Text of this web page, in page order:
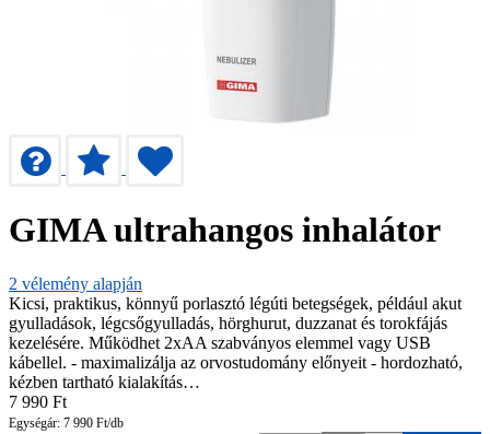
GIMA ultrahangos inhalátor
2 vélemény alapján
Kicsi, praktikus, könnyű porlasztó légúti betegségek, például akut
gyulladások, légcsőgyulladás, hörghurut, duzzanat és torokfájás
kezelésére. Működhet 2xAA szabványos elemmel vagy USB
kábellel. - maximalizálja az orvostudomány előnyeit - hordozható,
kézben tartható kialakítás…
7 990 Ft
Egységár: 7 990 Ft/db